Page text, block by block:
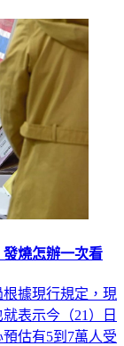
燒怎辦一次看
據現行規定，現
表示今（21）日
估有5到7萬人受